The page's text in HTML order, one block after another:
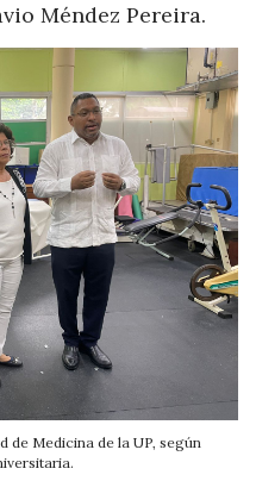
Méndez Pereira.
de Medicina de la UP, según